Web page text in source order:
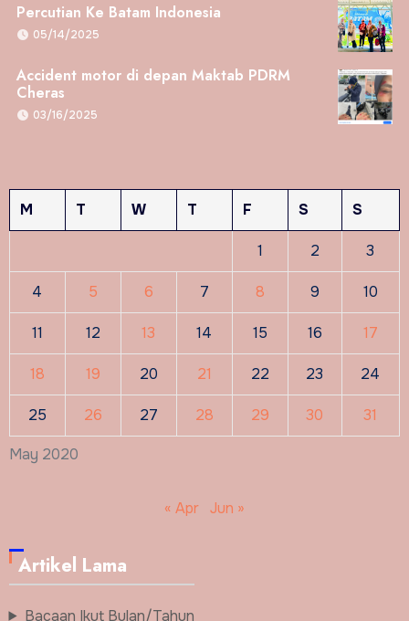
Percutian Ke Batam Indonesia
05/14/2025
Accident motor di depan Maktab PDRM
Cheras
03/16/2025
May 2020
M T W T F S S
1 2 3
4 5 6 7 8 9 10
11 12 13 14 15 16 17
18 19 20 21 22 23 24
25 26 27 28 29 30 31
« Apr Jun »
Artikel Lama
Bacaan Ikut Bulan/Tahun